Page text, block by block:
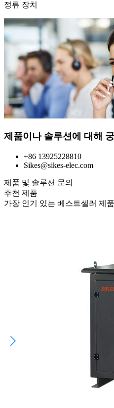
정류 장치
제품이나 솔루션에 대해
+86 13925228810
Sikes@sikes-elec.com
제품 및 솔루션 문의
추천 제품
가장 인기 있는 베스트셀러 제